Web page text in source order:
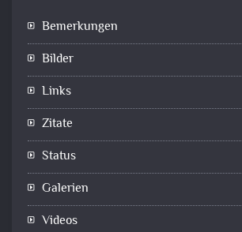
Bemerkungen
Bilder
Links
Zitate
Status
Galerien
Videos